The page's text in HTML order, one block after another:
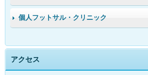
個人フットサル・クリニック
アクセス